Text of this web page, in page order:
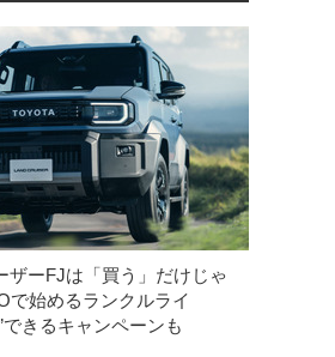
ザーFJは「買う」だけじゃ
で始めるランクルライ
できるキャンペーンも